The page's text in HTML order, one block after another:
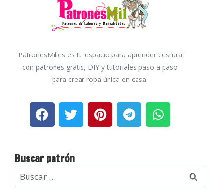
PatronesMil.es es tu espacio para aprender costura
con patrones gratis, DIY y tutoriales paso a paso
para crear ropa única en casa.
Buscar patrón